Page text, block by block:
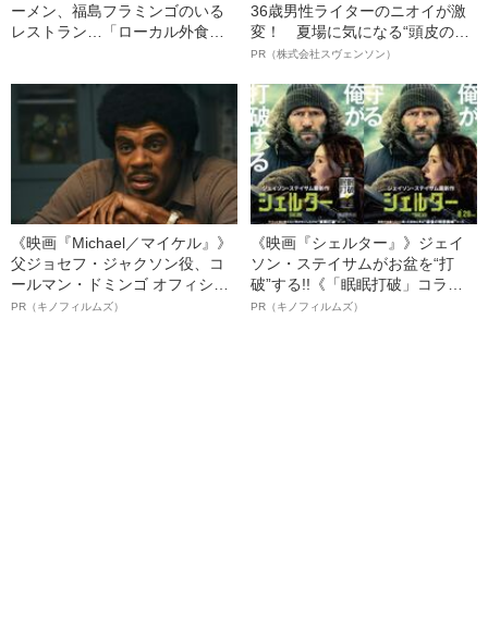
ーメン、福島フラミンゴのいる
レストラン…「ローカル外食チ
36歳男性ライターのニオイが激
変！ 夏場に気になる“頭皮のニ
オイ”や“ベタつき”を解消す
ト”が生み出した徹底ケアとは
PR（株式会社スヴェンソン）
《映画『Michael／マイケル』》
父ジョセフ・ジャクソン役、コ
ールマン・ドミンゴ オフィシャ
ルインタビュー“観客を魅了した
PR（キノフィルムズ）
《映画『シェルター』》ジェイ
ソン・ステイサムがお盆を“打
破”する!!《「眠眠打破」コラ
ボ》
PR（キノフィルムズ）